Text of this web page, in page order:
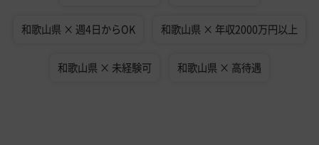
和歌山県 × 週4日からOK 和歌山県 × 年収2000万円以上
和歌山県 × 未経験可 和歌山県 × 高待遇